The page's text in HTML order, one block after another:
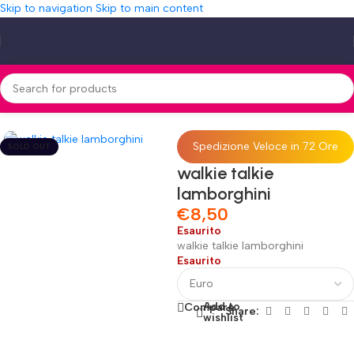
Skip to navigation Skip to main content
Home»Shop»walkie talkie lamborghini
SOLD OUT Spedizione Veloce in 72 Ore
walkie talkie
lamborghini
€8,50
Esaurito
walkie talkie lamborghini
Esaurito
Compare
Add to
wishlistShare: